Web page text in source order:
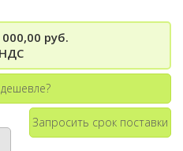
руб.
Запросить срок поставки